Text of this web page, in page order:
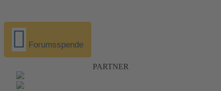
Forumsspende
PARTNER